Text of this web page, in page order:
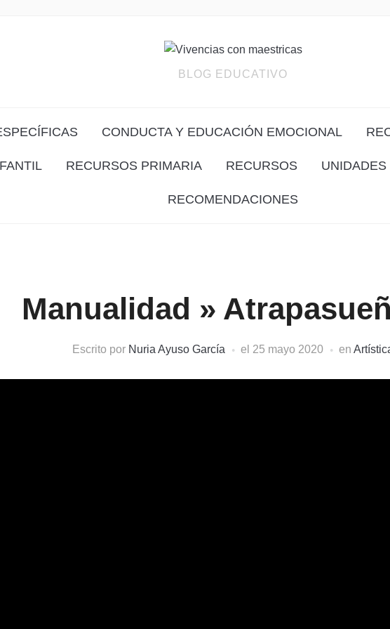
BLOG EDUCATIVO
CONDUCTA Y EDUCACIÓN EMOCIONAL
RECURSOS PRIMARIA RECURSOS
RECOMENDACIONES
Manualidad »
Escrito por Nuria Ayuso García el 25 mayo 2020 en